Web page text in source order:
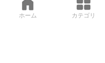
ホーム カテゴリ